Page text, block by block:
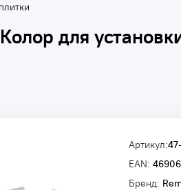
для
Артикул:
EAN:
Бренд: